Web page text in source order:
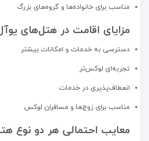
مناسب برای خانواده‌ها و گروه‌های بزرگ
مزایای اقامت در هتل‌های
دسترسی به خدمات و امکانات بیشتر
تجربه‌ای لوکس‌تر
انعطاف‌پذیری در خدمات
مناسب برای زوج‌ها و مسافران لوکس
معایب احتمالی هر دو نوع